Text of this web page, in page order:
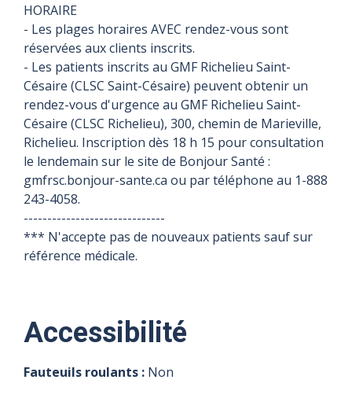
HORAIRE
- Les plages horaires AVEC rendez-vous sont
réservées aux clients inscrits.
- Les patients inscrits au GMF Richelieu Saint-
Césaire (CLSC Saint-Césaire) peuvent obtenir un
rendez-vous d'urgence au GMF Richelieu Saint-
Césaire (CLSC Richelieu), 300, chemin de Marieville,
Richelieu. Inscription dès 18 h 15 pour consultation
le lendemain sur le site de Bonjour Santé :
gmfrsc.bonjour-sante.ca ou par téléphone au 1-888
243-4058.
------------------------------
*** N'accepte pas de nouveaux patients sauf sur
référence médicale.
Accessibilité
Fauteuils roulants : Non